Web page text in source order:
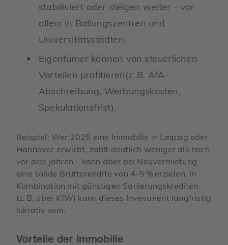
stabilisiert oder steigen weiter – vor
allem in Ballungszentren und
Universitätsstädten.
Eigentümer können von steuerlichen
Vorteilen profitieren(z. B. AfA-
Abschreibung, Werbungskosten,
Spekulationsfrist).
Beispiel: Wer 2025 eine Immobilie in Leipzig oder
Hannover erwirbt, zahlt deutlich weniger als noch
vor drei Jahren – kann aber bei Neuvermietung
eine solide Bruttorendite von 4–5 % erzielen. In
Kombination mit günstigen Sanierungskrediten
(z. B. über KfW) kann dieses Investment langfristig
lukrativ sein.
Vorteile der Immobilie